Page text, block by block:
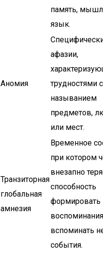
память,
язык.
Аномия
афазии,
трудностями с
называнием
предметов,
или мест.
Транзиторная
глобальная
амнезия
Временное
при котором
внезапно
способность
вспоминать
события.